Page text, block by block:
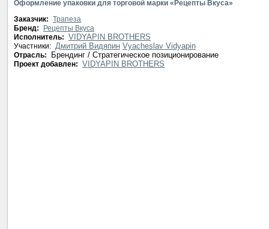
Оформление упаковки для торговой марки «Рецепты Вкуса»
Заказчик: Трапеза
Бренд:
Рецепты Вкуса
Исполнитель: VIDYAPIN BROTHERS
Участники: Дмитрий Видяпин Vyacheslav Vidyapin
Отрасль: Брендинг / Стратегическое позиционирование
Проект добавлен: VIDYAPIN BROTHERS